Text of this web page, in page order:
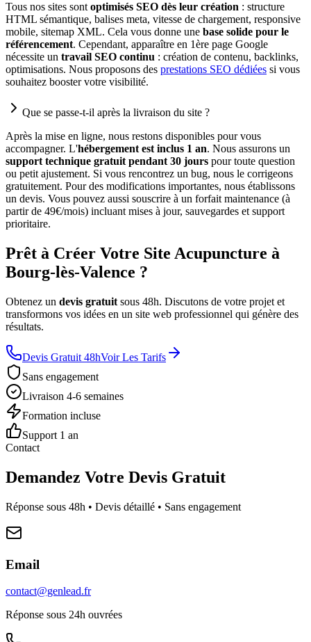
Tous nos sites sont optimisés SEO dès leur création : structure
HTML sémantique, balises meta, vitesse de chargement, responsive
mobile, sitemap XML. Cela vous donne une base solide pour le
référencement. Cependant, apparaître en 1ère page Google
nécessite un travail SEO continu : création de contenu, backlinks,
optimisations. Nous proposons des prestations SEO dédiées si vous
souhaitez booster votre visibilité.
Que se passe-t-il après la livraison du site ?
Après la mise en ligne, nous restons disponibles pour vous
accompagner. L'hébergement est inclus 1 an. Nous assurons un
support technique gratuit pendant 30 jours pour toute question
ou petit ajustement. Si vous rencontrez un bug, nous le corrigeons
gratuitement. Pour des modifications importantes, nous établissons
un devis. Vous pouvez aussi souscrire à un forfait maintenance (à
partir de 49€/mois) incluant mises à jour, sauvegardes et support
prioritaire.
Prêt à Créer Votre Site Acupuncture à
Bourg-lès-Valence ?
Obtenez un devis gratuit sous 48h. Discutons de votre projet et
transformons vos idées en un site web professionnel qui génère des
résultats.
Devis Gratuit 48hVoir Les Tarifs
Sans engagement
Livraison 4-6 semaines
Formation incluse
Support 1 an
Contact
Demandez Votre Devis Gratuit
Réponse sous 48h • Devis détaillé • Sans engagement
Email
contact@genlead.fr
Réponse sous 24h ouvrées